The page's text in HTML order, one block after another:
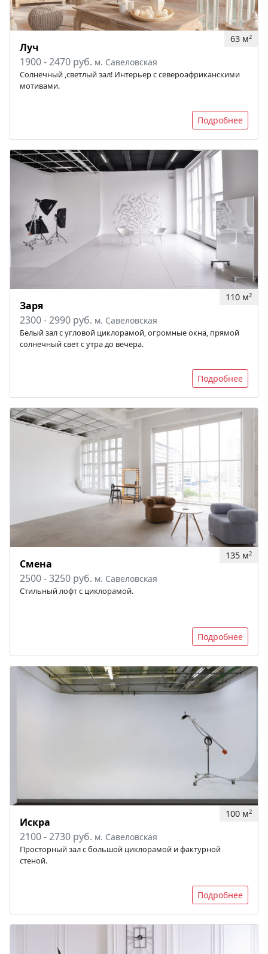
63 м2
Луч
1900 - 2470 руб. м. Савеловская
Солнечный ,светлый зал! Интерьер с североафриканскими
мотивами.
Подробнее
110 м2
Заря
2300 - 2990 руб. м. Савеловская
Белый зал с угловой циклорамой, огромные окна, прямой
солнечный свет с утра до вечера.
Подробнее
135 м2
Смена
2500 - 3250 руб. м. Савеловская
Стильный лофт с циклорамой.
Подробнее
100 м2
Искра
2100 - 2730 руб. м. Савеловская
Просторный зал с большой циклорамой и фактурной
стеной.
Подробнее